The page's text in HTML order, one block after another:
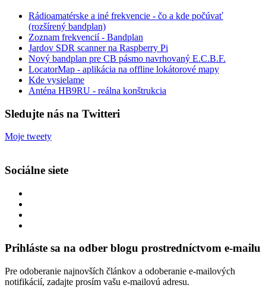
Rádioamatérske a iné frekvencie - čo a kde počúvať
(rozšírený bandplan)
Zoznam frekvencií - Bandplan
Jardov SDR scanner na Raspberry Pi
Nový bandplan pre CB pásmo navrhovaný E.C.B.F.
LocatorMap - aplikácia na offline lokátorové mapy
Kde vysielame
Anténa HB9RU - reálna konštrukcia
Sledujte nás na Twitteri
Moje tweety
Sociálne siete
Twitter
na
tekkoooo
YouTube
Prihláste sa na odber blogu prostredníctvom e-mailu
Pre odoberanie najnovších článkov a odoberanie e-mailových
notifikácií, zadajte prosím vašu e-mailovú adresu.